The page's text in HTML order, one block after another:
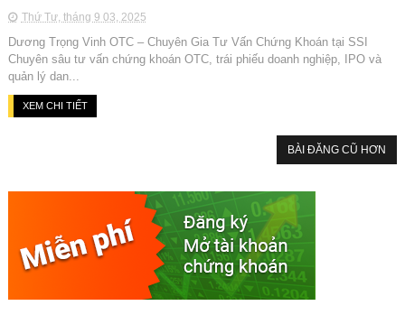
Thứ Tư, tháng 9 03, 2025
Dương Trọng Vinh OTC – Chuyên Gia Tư Vấn Chứng Khoán tại SSI
Chuyên sâu tư vấn chứng khoán OTC, trái phiếu doanh nghiệp, IPO và
quản lý dan...
XEM CHI TIẾT
BÀI ĐĂNG CŨ HƠN